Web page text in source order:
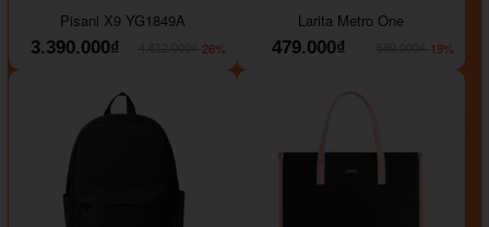
Pisani X9 YG1849A
3.390.000₫
-26%
Larita Metro One
479.000₫
-19%